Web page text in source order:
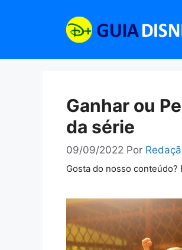
Ganhar ou
da série
09/09/2022 Por
Gosta do nosso